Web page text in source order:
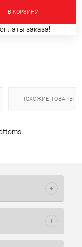
В КОРЗИНУ
заказа!
ПОХОЖИЕ ТОВАРЫ